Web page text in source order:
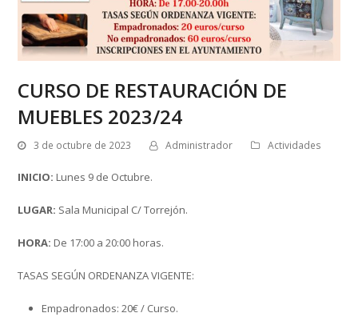
CURSO DE RESTAURACIÓN DE
MUEBLES 2023/24
3 de octubre de 2023 Administrador Actividades
INICIO: Lunes 9 de Octubre.
LUGAR: Sala Municipal C/ Torrejón.
HORA: De 17:00 a 20:00 horas.
TASAS SEGÚN ORDENANZA VIGENTE:
Empadronados: 20€ / Curso.